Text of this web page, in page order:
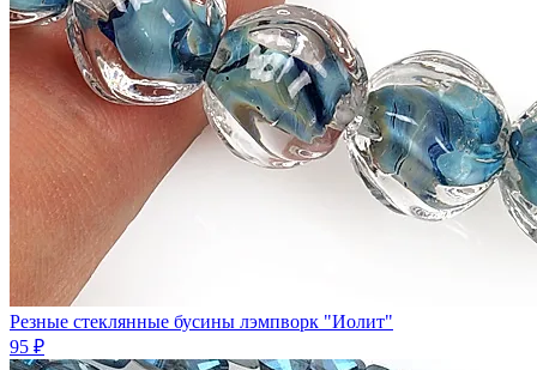
Резные стеклянные бусины лэмпворк "Иолит"
95 ₽